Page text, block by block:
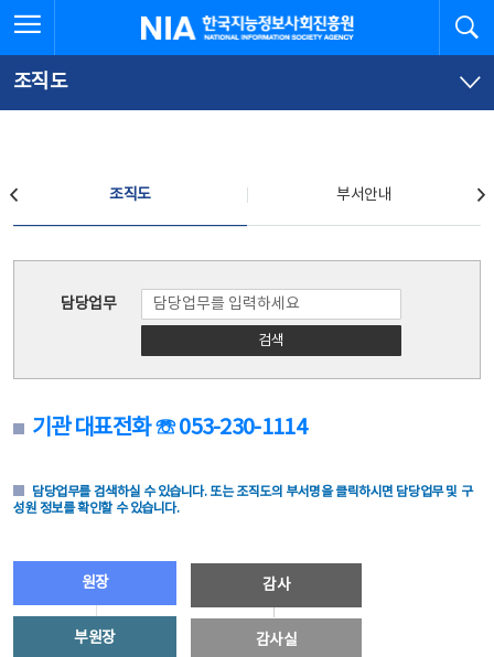
문
로
가
체
뉴
바
가
한국지능정보사회진흥원
조직도
조직도 부서안내
담당업무
검색
기관 대표전화 ☏ 053-230-1114
담당업무를 검색하실 수 있습니다. 또는 조직도의 부서명을 클릭하시면 담당업무 및 구
성원 정보를 확인할 수 있습니다.
원장
부원장
감사
감사실